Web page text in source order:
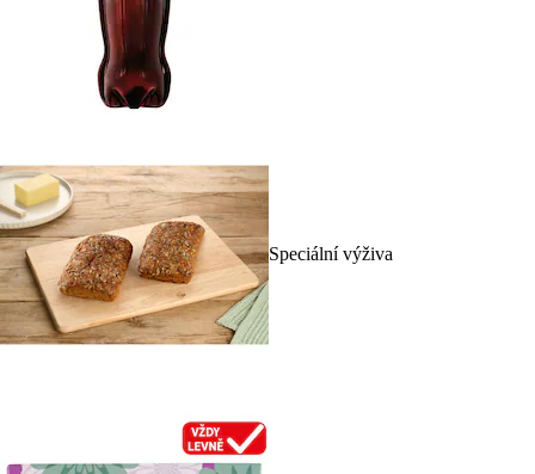
Speciální výživa